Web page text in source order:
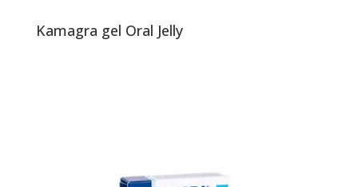
Kamagra gel Oral Jelly